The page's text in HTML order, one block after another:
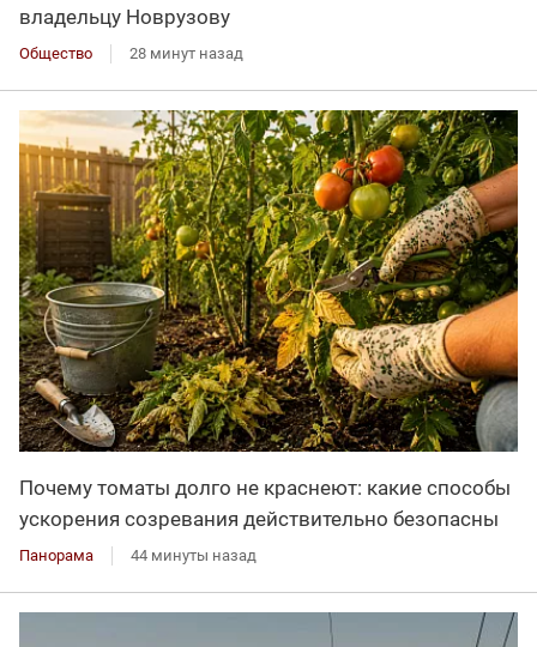
владельцу Новрузову
Общество 28 минут назад
Почему томаты долго не краснеют: какие способы
ускорения созревания действительно безопасны
Панорама 44 минуты назад